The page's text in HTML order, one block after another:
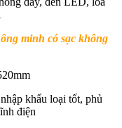
minh có sạc không
khẩu loại tốt, phủ
điện